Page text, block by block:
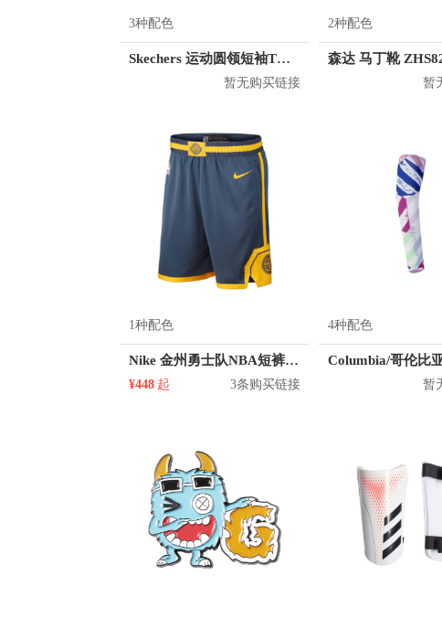
3种配色
Skechers 运动圆领短袖T恤 男女同款 L221U062
暂无购买链接
2种配色
森达 马丁靴
暂
1种配色
Nike 金州勇士队NBA短裤 912102
¥448 起 3条购买链接
4种配色
暂